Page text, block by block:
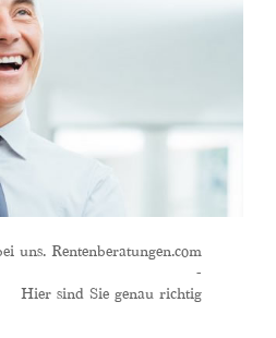
uns. Rentenberatungen.com
-
Hier sind Sie genau richtig